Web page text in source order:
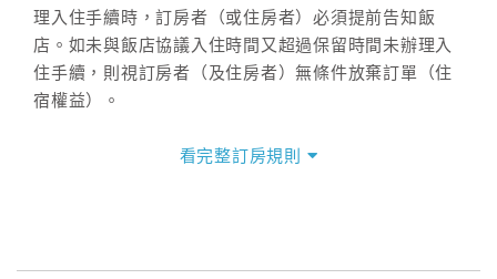
理入住手續時，訂房者（或住房者）必須提前告知飯
店。如未與飯店協議入住時間又超過保留時間未辦理入
住手續，則視訂房者（及住房者）無條件放棄訂單（住
宿權益）。
四、訂單異動
看完整訂房規則